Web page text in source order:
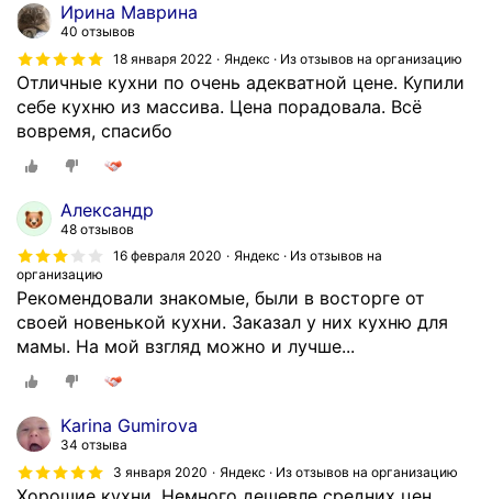
Ирина Маврина
40 отзывов
18 января 2022
Яндекс · Из отзывов на организацию
Отличные кухни по очень адекватной цене. Купили
себе кухню из массива. Цена порадовала. Всё
вовремя, спасибо
Александр
48 отзывов
16 февраля 2020
Яндекс · Из отзывов на
организацию
Рекомендовали знакомые, были в восторге от
своей новенькой кухни. Заказал у них кухню для
мамы. На мой взгляд можно и лучше...
Karina Gumirova
34 отзыва
3 января 2020
Яндекс · Из отзывов на организацию